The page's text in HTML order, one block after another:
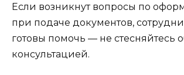
Если возникнут вопросы по
при подаче документов,
готовы помочь — не стесняйтесь
консультацией.